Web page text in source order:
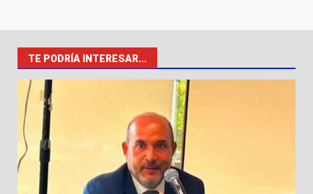
TE PODRÍA INTERESAR...